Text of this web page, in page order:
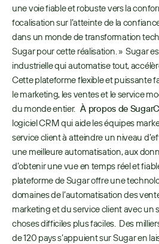
une voie fiable et robuste vers la
focalisation sur l’atteinte de la
dans un monde de transformation
Sugar pour cette réalisation. »  Sugar
industrielle qui automatise tout,
Cette plateforme flexible et puissante
le marketing, les ventes et le service
du monde entier. À propos de
logiciel CRM qui aide les équipes
service client à atteindre un niveau
une meilleure automatisation, aux
d’obtenir une vue en temps réel et
plateforme de Sugar offre une
domaines de l’automatisation des
marketing et du service client avec un
choses difficiles plus faciles.  Des
de 120 pays s’appuient sur Sugar en